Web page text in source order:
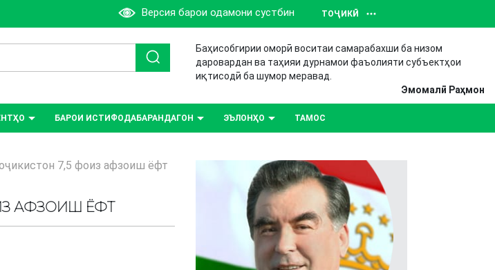
Версия барои одамони сустбин ТОҶИКӢ
Баҳисобгирии оморӣ воситаи самарабахши ба низом
даровардан ва таҳияи дурнамои фаъолияти субъектҳои
иқтисодӣ ба шумор меравад.
Эмомалӣ Раҳмон
БАРОИ ИСТИФОДАБАРАНДАГОН ЭЪЛОНҲО ТАМОС
7,5 фоиз афзоиш ёфт
АФЗОИШ ЁФТ